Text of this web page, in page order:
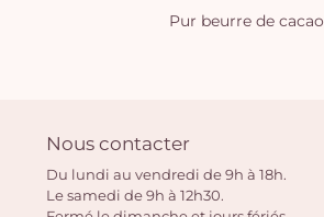
Pur beurre de cacao
Nous contacter
Du lundi au vendredi de 9h à 18h.
Le samedi de 9h à 12h30.